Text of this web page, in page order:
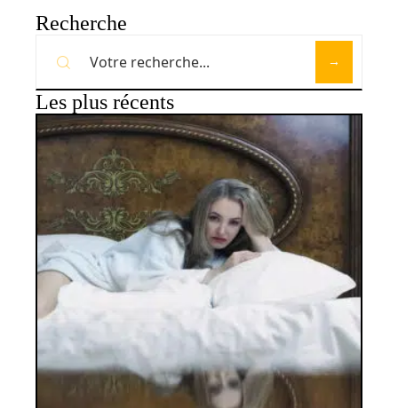
Recherche
Les plus récents